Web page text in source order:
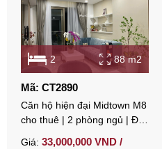
2 88 m2
Mã: CT2890
Căn hộ hiện đại Midtown M8
cho thuê | 2 phòng ngủ | Đầy
Giá: 33,000,000 VND /